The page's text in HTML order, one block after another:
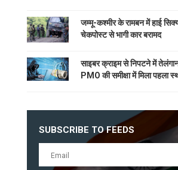
जम्मू-कश्मीर के रामबन में हाई
चेकपोस्ट से भागी कार बरामद
साइबर क्राइम से निपटने में
PMO की समीक्षा में मिला पहला
SUBSCRIBE TO FEEDS